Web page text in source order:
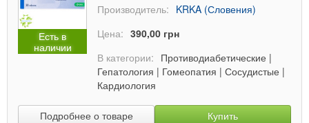
Есть в
наличии
Производитель: KRKA (Словения)
Цена: 390,00 грн
В категории: Противодиабетические |
Гепатология | Гомеопатия | Сосудистые |
Кардиология
Подробнее о товаре Купить